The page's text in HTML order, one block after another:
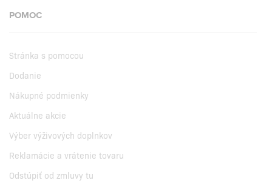
POMOC
Stránka s pomocou
Dodanie
Nákupné podmienky
Aktuálne akcie
Výber výživových doplnkov
Reklamácie a vrátenie tovaru
Odstúpiť od zmluvy tu